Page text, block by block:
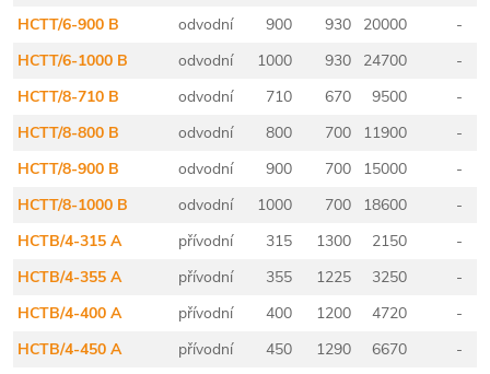
HCTT/6-900 B
odvodní 900 930 20000 -
HCTT/6-1000 B
odvodní 1000 930 24700 -
HCTT/8-710 B
odvodní 710 670 9500
-
HCTT/8-800 B
odvodní 800 700 11900
-
HCTT/8-900 B
odvodní 900 700 15000
-
HCTT/8-1000 B
odvodní 1000 700 18600
-
HCTB/4-315 A
přívodní 315 1300 2150
-
HCTB/4-355 A
přívodní 355 1225 3250
-
HCTB/4-400 A
přívodní 400 1200 4720
-
HCTB/4-450 A
přívodní 450 1290 6670
-